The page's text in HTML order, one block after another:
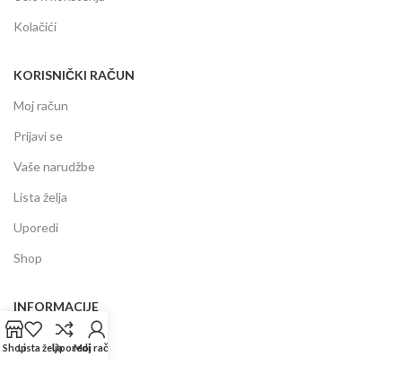
Kolačići
KORISNIČKI RAČUN
Moj račun
Prijavi se
Vaše narudžbe
Lista želja
Uporedi
Shop
INFORMACIJE
Prodajni centar
ShopLista željaUporediMoj račun